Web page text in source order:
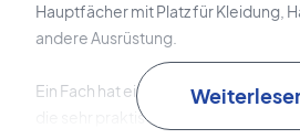
Hauptfächer mit Platz für Kleidung,
andere Ausrüstung.
Ein Fach hat eine kleinere
die sehr praktisch für kleine